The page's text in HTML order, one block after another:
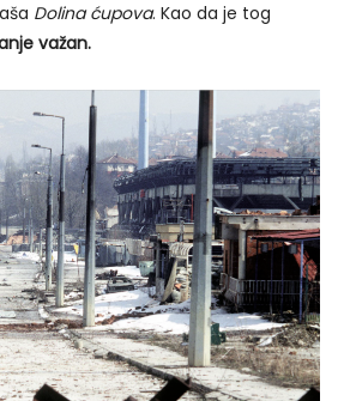
Dolina ćupova. Kao da je tog
važan.